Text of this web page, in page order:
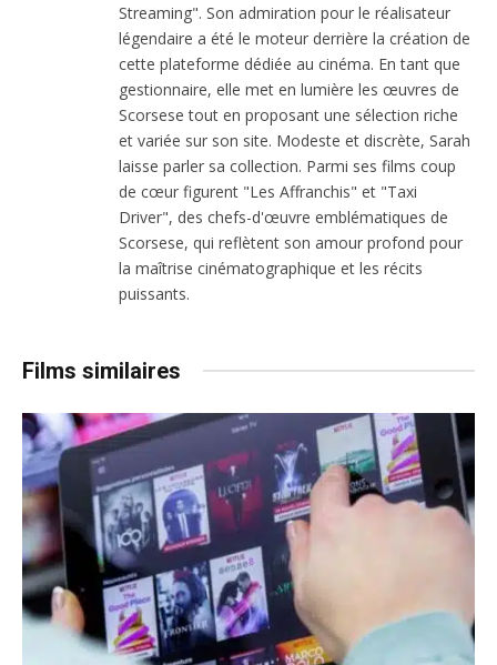
Streaming". Son admiration pour le réalisateur
légendaire a été le moteur derrière la création de
cette plateforme dédiée au cinéma. En tant que
gestionnaire, elle met en lumière les œuvres de
Scorsese tout en proposant une sélection riche
et variée sur son site. Modeste et discrète, Sarah
laisse parler sa collection. Parmi ses films coup
de cœur figurent "Les Affranchis" et "Taxi
Driver", des chefs-d'œuvre emblématiques de
Scorsese, qui reflètent son amour profond pour
la maîtrise cinématographique et les récits
puissants.
Films similaires